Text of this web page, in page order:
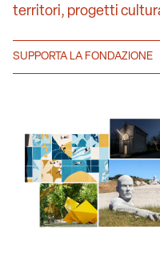
territori, progetti
SUPPORTA LA FONDAZIONE